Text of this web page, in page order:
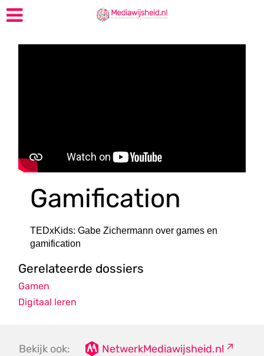
Gamification
TEDxKids: Gabe Zichermann over games en
gamification
Gerelateerde dossiers
Gamen
Digitaal leren
Bekijk ook:
NetwerkMediawijsheid.nl